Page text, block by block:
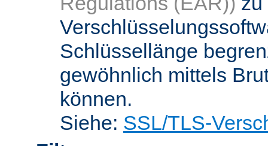
Schlüssellänge
gewöhnlich mittels
können.
Siehe: SSL/TLS-